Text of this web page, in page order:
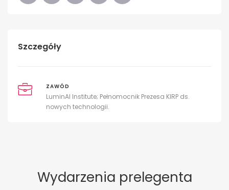
Szczegóły
ZAWÓD
LuminAI Institute; Pełnomocnik Prezesa KIRP ds.
nowych technologii.
Wydarzenia prelegenta